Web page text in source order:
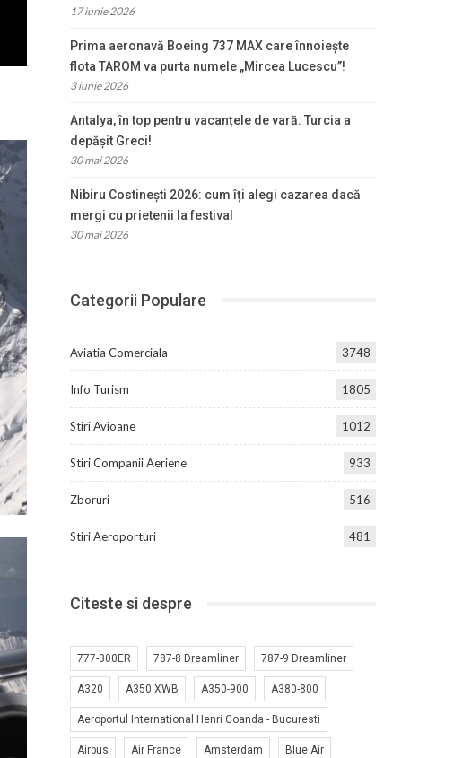
17 iunie 2026
Prima aeronavă Boeing 737 MAX care înnoiește
flota TAROM va purta numele „Mircea Lucescu”!
3 iunie 2026
Antalya, în top pentru vacanțele de vară: Turcia a
depășit Greci!
30 mai 2026
Nibiru Costinești 2026: cum îți alegi cazarea dacă
mergi cu prietenii la festival
30 mai 2026
Categorii Populare
Aviatia Comerciala 3748
Info Turism 1805
Stiri Avioane 1012
Stiri Companii Aeriene 933
Zboruri 516
Stiri Aeroporturi 481
Citeste si despre
777-300ER 787-8 Dreamliner 787-9 Dreamliner
A320 A350 XWB A350-900 A380-800
Aeroportul International Henri Coanda - Bucuresti
Airbus Air France Amsterdam Blue Air